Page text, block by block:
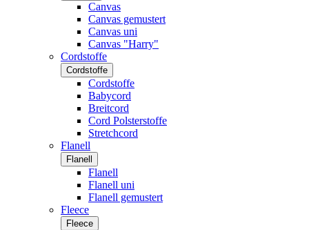
Canvas
Canvas gemustert
Canvas uni
Canvas "Harry"
Cordstoffe
Cordstoffe
Cordstoffe
Babycord
Breitcord
Cord Polsterstoffe
Stretchcord
Flanell
Flanell
Flanell
Flanell uni
Flanell gemustert
Fleece
Fleece